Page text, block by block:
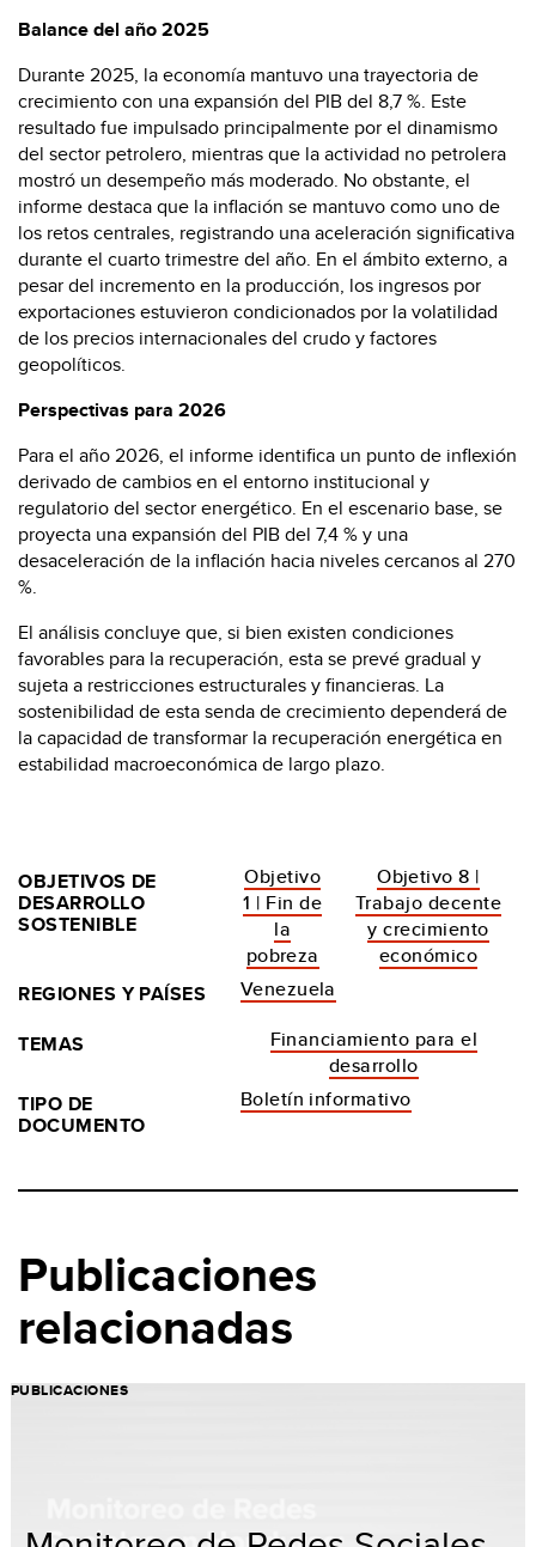
Balance del año 2025
Durante 2025, la economía mantuvo una trayectoria de
crecimiento con una expansión del PIB del 8,7 %. Este
resultado fue impulsado principalmente por el dinamismo
del sector petrolero, mientras que la actividad no petrolera
mostró un desempeño más moderado. No obstante, el
informe destaca que la inflación se mantuvo como uno de
los retos centrales, registrando una aceleración significativa
durante el cuarto trimestre del año. En el ámbito externo, a
pesar del incremento en la producción, los ingresos por
exportaciones estuvieron condicionados por la volatilidad
de los precios internacionales del crudo y factores
geopolíticos.
Perspectivas para 2026
Para el año 2026, el informe identifica un punto de inflexión
derivado de cambios en el entorno institucional y
regulatorio del sector energético. En el escenario base, se
proyecta una expansión del PIB del 7,4 % y una
desaceleración de la inflación hacia niveles cercanos al 270
%.
El análisis concluye que, si bien existen condiciones
favorables para la recuperación, esta se prevé gradual y
sujeta a restricciones estructurales y financieras. La
sostenibilidad de esta senda de crecimiento dependerá de
la capacidad de transformar la recuperación energética en
estabilidad macroeconómica de largo plazo.
OBJETIVOS DE
DESARROLLO
SOSTENIBLE
Objetivo
1 | Fin de
la
pobreza
Objetivo 8 |
Trabajo decente
y crecimiento
económico
REGIONES Y PAÍSES
Venezuela
TEMAS
Financiamiento para el
desarrollo
TIPO DE
DOCUMENTO
Boletín informativo
Publicaciones
relacionadas
PUBLICACIONES